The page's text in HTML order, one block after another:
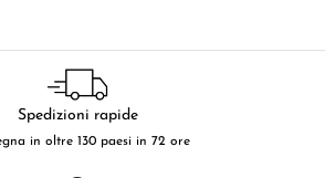
Spedizioni rapide
in oltre 130 paesi in 72 ore